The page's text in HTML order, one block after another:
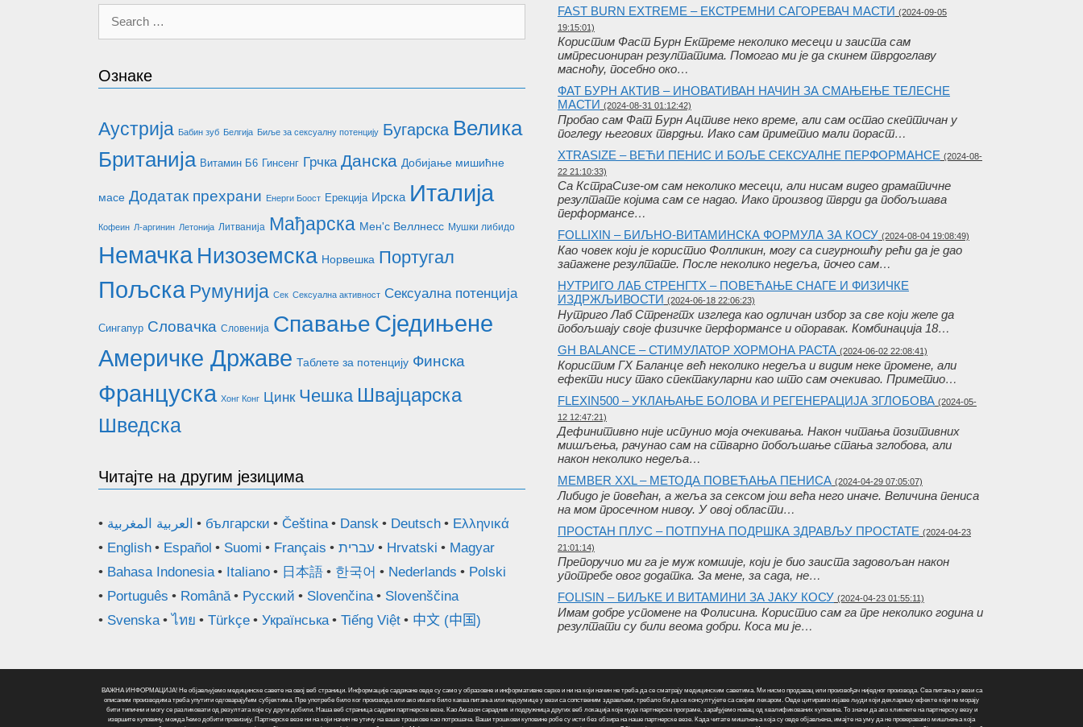
Search
Ознаке
Аустрија Бабин зуб Белгија Биље за сексуалну потенцију Бугарска Велика
Британија Витамин Б6 Гинсенг Грчка Данска Добијање мишићне
масе Додатак прехрани Енерги Боост Ерекција Ирска Италија
Кофеин Л-аргинин Летонија Литванија Мађарска Мен'с Веллнесс Мушки либидо
Немачка Низоземска Норвешка Португал
Пољска Румунија Сек Сексуална активност Сексуална потенција
Сингапур Словачка Словенија Спавање Сједињене
Америчке Државе Таблете за потенцију Финска
Француска Хонг Конг Цинк Чешка Швајцарска
Шведска
Читајте на другим језицима
العربية المغربية български Čeština Dansk Deutsch
Ελληνικά
English
Español Suomi Français עברית Hrvatski
Magyar
Bahasa Indonesia
Italiano 日本語 한국어 Nederlands
Polski
Português
Română Русский Slovenčina
Slovenščina
Svenska
ไทย Türkçe Українська Tiếng Việt 中文 (中国)
FAST BURN EXTREME – ЕКСТРЕМНИ САГОРЕВАЧ МАСТИ (2024-09-05
19:15:01)
Користим Фаст Бурн Ектреме неколико месеци и заиста сам
импресиониран резултатима. Помогао ми је да скинем тврдоглаву
масноћу, посебно око…
ФАТ БУРН АКТИВ – ИНОВАТИВАН НАЧИН ЗА СМАЊЕЊЕ ТЕЛЕСНЕ
МАСТИ (2024-08-31 01:12:42)
Пробао сам Фат Бурн Ацтиве неко време, али сам остао скептичан у
погледу његових тврдњи. Иако сам приметио мали пораст…
XTRASIZE – ВЕЋИ ПЕНИС И БОЉЕ СЕКСУАЛНЕ ПЕРФОРМАНСЕ (2024-08-
22 21:10:33)
Са КстраСизе-ом сам неколико месеци, али нисам видео драматичне
резултате којима сам се надао. Иако производ тврди да побољшава
перформансе…
FOLLIXIN – БИЉНО-ВИТАМИНСКА ФОРМУЛА ЗА КОСУ (2024-08-04 19:08:49)
Као човек који је користио Фолликин, могу са сигурношћу рећи да је дао
запажене резултате. После неколико недеља, почео сам…
НУТРИГО ЛАБ СТРЕНГТХ – ПОВЕЋАЊЕ СНАГЕ И ФИЗИЧКЕ
ИЗДРЖЉИВОСТИ (2024-06-18 22:06:23)
Нутриго Лаб Стренгтх изгледа као одличан избор за све који желе да
побољшају своје физичке перформансе и опоравак. Комбинација 18…
GH BALANCE – СТИМУЛАТОР ХОРМОНА РАСТА (2024-06-02 22:08:41)
Користим ГХ Баланце већ неколико недеља и видим неке промене, али
ефекти нису тако спектакуларни као што сам очекивао. Приметио…
FLEXIN500 – УКЛАЊАЊЕ БОЛОВА И РЕГЕНЕРАЦИЈА ЗГЛОБОВА (2024-05-
12 12:47:21)
Дефинитивно није испунио моја очекивања. Након читања позитивних
мишљења, рачунао сам на стварно побољшање стања зглобова, али
након неколико недеља…
MEMBER XXL – МЕТОДА ПОВЕЋАЊА ПЕНИСА (2024-04-29 07:05:07)
Либидо је повећан, а жеља за сексом још већа него иначе. Величина пениса
на мом просечном нивоу. У овој области…
ПРОСТАН ПЛУС – ПОТПУНА ПОДРШКА ЗДРАВЉУ ПРОСТАТЕ (2024-04-23
21:01:14)
Препоручио ми га је муж комшије, који је био заиста задовољан након
употребе овог додатка. За мене, за сада, не…
FOLISIN – БИЉКЕ И ВИТАМИНИ ЗА ЈАКУ КОСУ (2024-04-23 01:55:11)
Имам добре успомене на Фолисина. Користио сам га пре неколико година и
резултати су били веома добри. Коса ми је…
ВАЖНА ИНФОРМАЦИЈА! Не објављујемо медицинске савете на овој веб страници. Информације садржане овде су само у образовне и информативне сврхе и ни на који начин не треба да се сматрају медицинским саветима. Ми нисмо продавац или произвођач ниједног производа. Сва питања у вези са
описаним производима треба упутити одговарајућим субјектима. Пре употребе било ког производа или ако имате било каква питања или недоумице у вези са сопственим здрављем, требало би да се консултујете са својим лекаром. Овде цитирамо изјаве људи који декларишу ефекте који не морају
бити типични и могу се разликовати од резултата које су други добили. Наша веб страница садржи партнерске везе. Као Амазон сарадник и подружница других веб локација које нуде партнерске програме, зарађујемо новац од квалификованих куповина. То значи да ако кликнете на партнерску везу и
извршите куповину, можда ћемо добити провизију. Партнерске везе ни на који начин не утичу на ваше трошкове као потрошача. Ваши трошкови куповине робе су исти без обзира на наше партнерске везе. Када читате мишљења која су овде објављена, имајте на уму да не проверавамо мишљења која